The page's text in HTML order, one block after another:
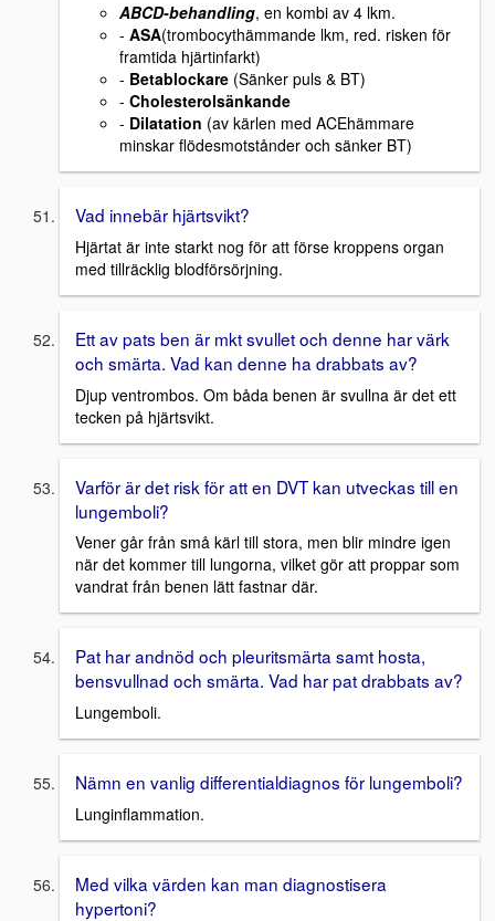
ABCD-behandling, en kombi av 4 lkm.
- ASA(trombocythämmande lkm, red. risken för
framtida hjärtinfarkt)
- Betablockare (Sänker puls & BT)
- Cholesterolsänkande
- Dilatation (av kärlen med ACEhämmare
minskar flödesmotstånder och sänker BT)
Vad innebär hjärtsvikt?
Hjärtat är inte starkt nog för att förse kroppens organ
med tillräcklig blodförsörjning.
Ett av pats ben är mkt svullet och denne har värk
och smärta. Vad kan denne ha drabbats av?
Djup ventrombos. Om båda benen är svullna är det ett
tecken på hjärtsvikt.
Varför är det risk för att en DVT kan utveckas till en
lungemboli?
Vener går från små kärl till stora, men blir mindre igen
när det kommer till lungorna, vilket gör att proppar som
vandrat från benen lätt fastnar där.
Pat har andnöd och pleuritsmärta samt hosta,
bensvullnad och smärta. Vad har pat drabbats av?
Lungemboli.
Nämn en vanlig differentialdiagnos för lungemboli?
Lunginflammation.
Med vilka värden kan man diagnostisera
hypertoni?